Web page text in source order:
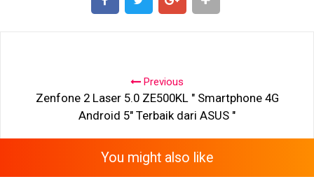
Previous
Zenfone 2 Laser 5.0 ZE500KL " Smartphone 4G
Android 5" Terbaik dari ASUS "
You might also like